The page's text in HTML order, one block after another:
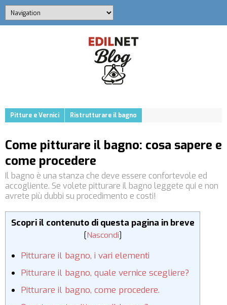
Pitture e Vernici Ristrutturare il bagno
Come pitturare il bagno: cosa sapere e
come procedere
Il bagno è una stanza che deve essere confortevole ed
accogliente. Se volete pitturare il bagno leggete qui e non
avrete più dubbi su procedimento e costi!
Scopri il contenuto di questa pagina in breve
[Nascondi]
Pitturare il bagno, i vari elementi
Pitturare il bagno, quale vernice scegliere?
Pitturare il bagno, come procedere.